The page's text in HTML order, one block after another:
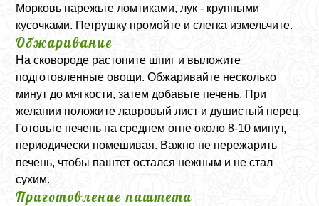
Морковь нарежьте ломтиками, лук - крупными
кусочками. Петрушку промойте и слегка измельчите.
Обжаривание
На сковороде растопите шпиг и выложите
подготовленные овощи. Обжаривайте несколько
минут до мягкости, затем добавьте печень. При
желании положите лавровый лист и душистый перец.
Готовьте печень на среднем огне около 8-10 минут,
периодически помешивая. Важно не пережарить
печень, чтобы паштет остался нежным и не стал
сухим.
Приготовление паштета